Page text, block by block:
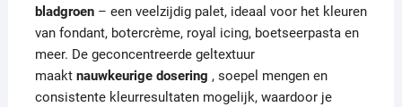
bladgroen– een veelzijdig palet, ideaal voor het kleuren
van fondant, botercrème, royal icing, boetseerpasta en
meer. De geconcentreerde geltextuur
maakt nauwkeurige dosering , soepel mengen en
consistente kleurresultaten mogelijk, waardoor je